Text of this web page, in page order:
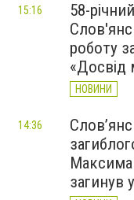
58-
роботу
«Досвід
НОВИНИ
15:16
загинув
14:36